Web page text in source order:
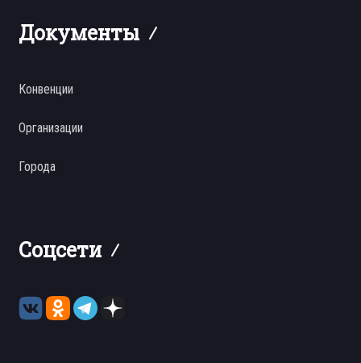
Документы
Конвенции
Организации
Города
Соцсети